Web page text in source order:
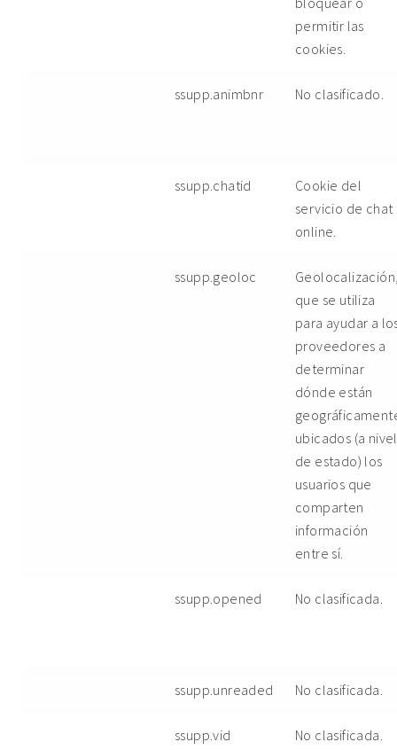
permitir las
cookies.
ssupp.animbnr No clasificado.
ssupp.chatid
Cookie del
servicio de chat
online.
ssupp.geoloc
que se utiliza
para ayudar a
proveedores a
determinar
dónde están
ubicados (a nivel
de estado) los
usuarios que
comparten
información
entre sí.
ssupp.opened No clasificada.
ssupp.unreaded No clasificada.
ssupp.vid No clasificada.